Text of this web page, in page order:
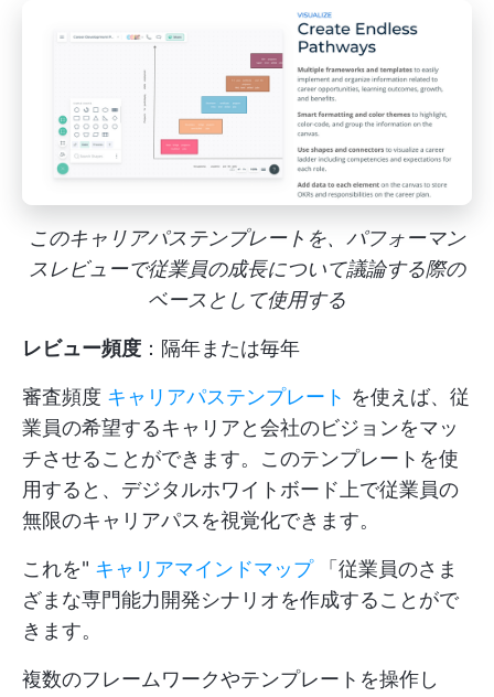
このキャリアパステンプレートを、パフォーマン
スレビューで従業員の成長について議論する際の
ベースとして使用する
レビュー頻度 ：隔年または毎年
審査頻度 キャリアパステンプレート を使えば、従
業員の希望するキャリアと会社のビジョンをマッ
チさせることができます。このテンプレートを使
用すると、デジタルホワイトボード上で従業員の
無限のキャリアパスを視覚化できます。
これを" キャリアマインドマップ「従業員のさま
ざまな専門能力開発シナリオを作成することがで
きます。
複数のフレームワークやテンプレートを操作し